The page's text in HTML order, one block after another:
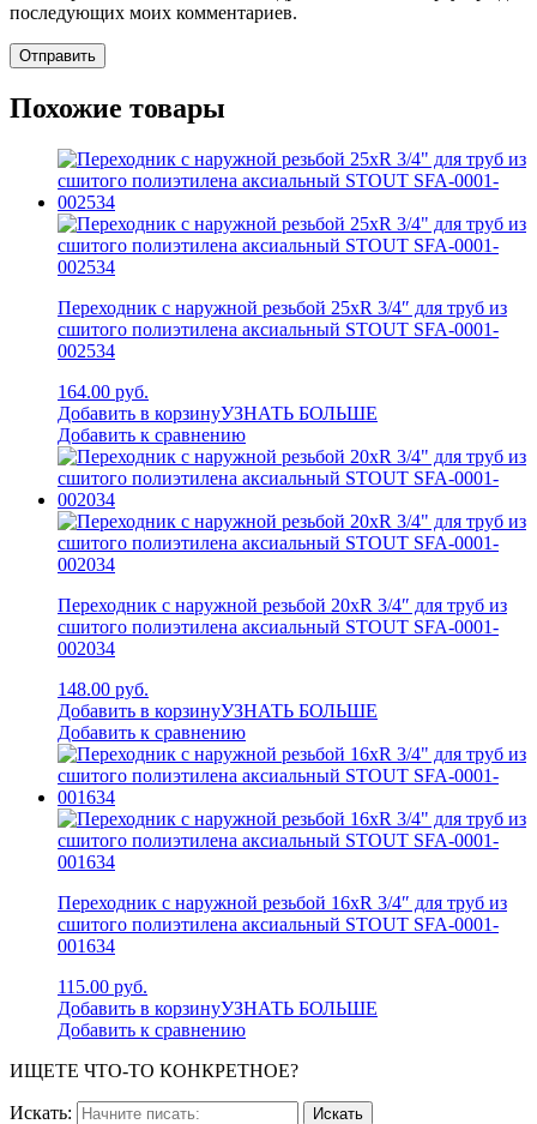
последующих моих комментариев.
Похожие товары
Переходник с наружной резьбой 25xR 3/4″ для труб из
сшитого полиэтилена аксиальный STOUT SFA-0001-
002534
164.00 руб.
Добавить в корзинуУЗНАТЬ БОЛЬШЕ
Добавить к сравнению
Переходник с наружной резьбой 20xR 3/4″ для труб из
сшитого полиэтилена аксиальный STOUT SFA-0001-
002034
148.00 руб.
Добавить в корзинуУЗНАТЬ БОЛЬШЕ
Добавить к сравнению
Переходник с наружной резьбой 16xR 3/4″ для труб из
сшитого полиэтилена аксиальный STOUT SFA-0001-
001634
115.00 руб.
Добавить в корзинуУЗНАТЬ БОЛЬШЕ
Добавить к сравнению
ИЩЕТЕ ЧТО-ТО КОНКРЕТНОЕ?
Искать: